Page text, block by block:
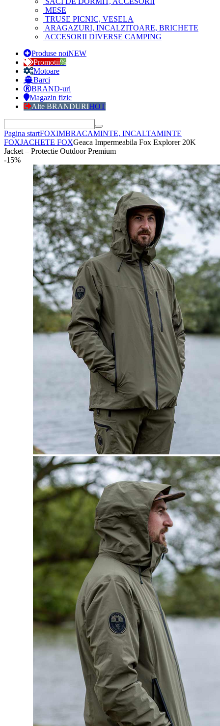
MESE
TRUSE PICNIC, VESELA
ARAGAZURI, INCALZITOARE, BRICHETE
ACCESORII DIVERSE CAMPING
Produse noiNEW
Promotii%
Motoare
Barci
BRAND-uri
Magazin fizic
Alte BRANDURIHOT
Pagina startFOXIMBRACAMINTE, INCALTAMINTE
FOXJACHETE FOXGeaca Impermeabila Fox Explorer 20K
Jacket – Protectie Outdoor Premium
-15%